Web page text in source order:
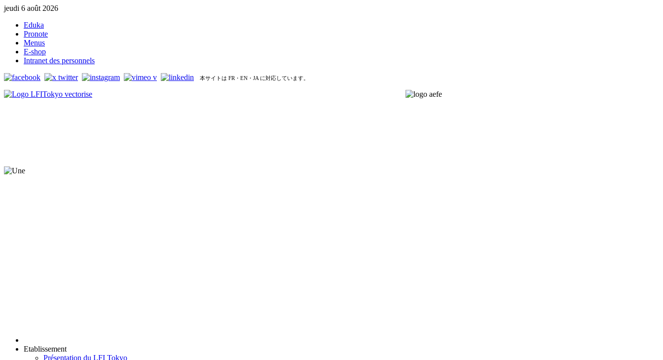
jeudi 6 août 2026
Eduka
Pronote
Menus
E-shop
Intranet des personnels
本サイトは FR・EN・JA に対応しています。
Etablissement
Présentation du LFI Tokyo